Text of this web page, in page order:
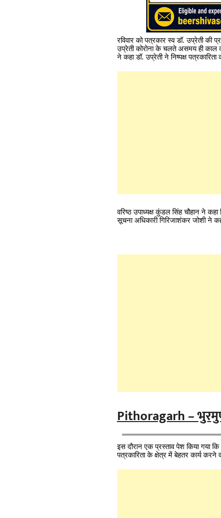
रविवार को पत्रकार स्व डॉ. उप्रेती की
उप्रेती कोरोना के चलते असमय ही काल
ने कहा डॉ. उप्रेती ने निष्पक्ष
वरिष्ठ उपाध्यक्ष कुंडल सिंह चौहान ने
सूचना अधिकारी गिरिजाशंकर जोशी ने
Pithoragarh –
इस दौरान एक प्रस्ताव पेश किया गया
पत्रकारिता के क्षेत्र में बेहतर कार्य करने